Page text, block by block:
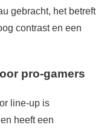
gebracht, het betreft
contrast en een
pro-gamers
line-up is
heeft een